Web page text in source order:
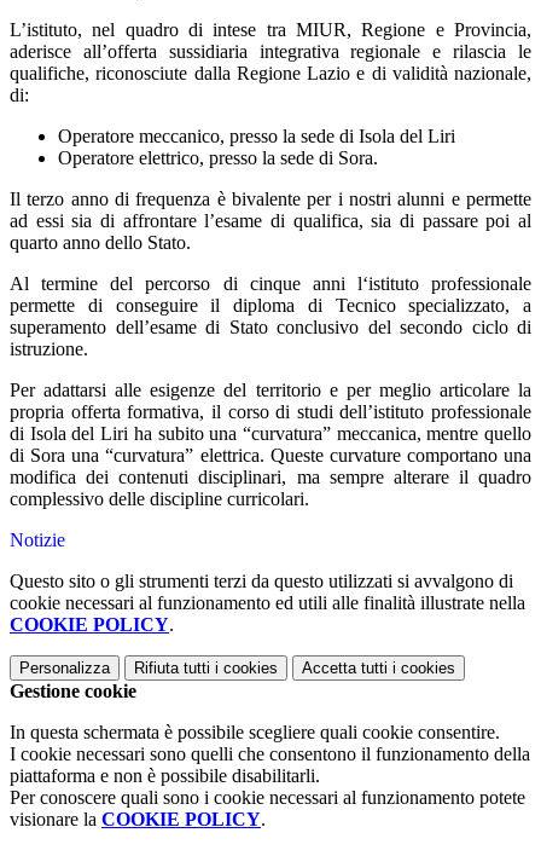
L’istituto, nel quadro di intese tra MIUR, Regione e Provincia,
aderisce all’offerta sussidiaria integrativa regionale e rilascia le
qualifiche, riconosciute dalla Regione Lazio e di validità nazionale,
di:
Operatore meccanico, presso la sede di Isola del Liri
Operatore elettrico, presso la sede di Sora.
Il terzo anno di frequenza è bivalente per i nostri alunni e permette
ad essi sia di affrontare l’esame di qualifica, sia di passare poi al
quarto anno dello Stato.
Al termine del percorso di cinque anni l‘istituto professionale
permette di conseguire il diploma di Tecnico specializzato, a
superamento dell’esame di Stato conclusivo del secondo ciclo di
istruzione.
Per adattarsi alle esigenze del territorio e per meglio articolare la
propria offerta formativa, il corso di studi dell’istituto professionale
di Isola del Liri ha subito una “curvatura” meccanica, mentre quello
di Sora una “curvatura” elettrica. Queste curvature comportano una
modifica dei contenuti disciplinari, ma sempre alterare il quadro
complessivo delle discipline curricolari.
Notizie
Questo sito o gli strumenti terzi da questo utilizzati si avvalgono di
cookie necessari al funzionamento ed utili alle finalità illustrate nella
COOKIE POLICY.
Personalizza Rifiuta tutti i cookies Accetta tutti i cookies
Gestione cookie
In questa schermata è possibile scegliere quali cookie consentire.
I cookie necessari sono quelli che consentono il funzionamento della
piattaforma e non è possibile disabilitarli.
Per conoscere quali sono i cookie necessari al funzionamento potete
visionare la COOKIE POLICY.